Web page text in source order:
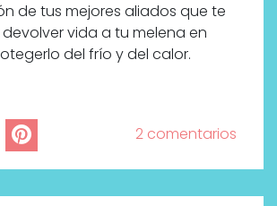
de tus mejores aliados que te
vida a tu melena en
del frío y del calor.
2 comentarios